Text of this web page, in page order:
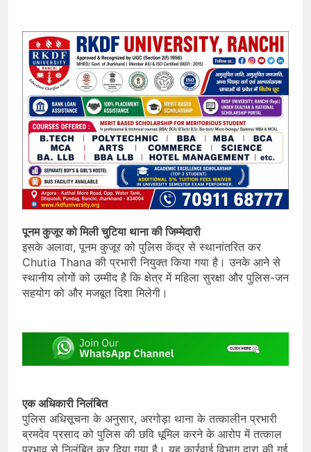
पूनम कुजूर को मिली चुटिया थाना की जिम्मेदारी
इसके अलावा, पूनम कुजूर को पुलिस केंद्र से स्थानांतरित कर
Chutia Thana की प्रभारी नियुक्त किया गया है। उनके आने से
स्थानीय लोगों को उम्मीद है कि क्षेत्र में महिला सुरक्षा और पुलिस-जन
सहयोग को और मजबूत दिशा मिलेगी।
एक अधिकारी निलंबित
पुलिस अधिसूचना के अनुसार, अरगोड़ा थाना के तत्कालीन प्रभारी
ब्रमदेव प्रसाद को पुलिस की छवि धूमिल करने के आरोप में तत्काल
प्रभाव से निलंबित कर दिया गया है। यह कार्रवाई विभाग द्वारा की गई